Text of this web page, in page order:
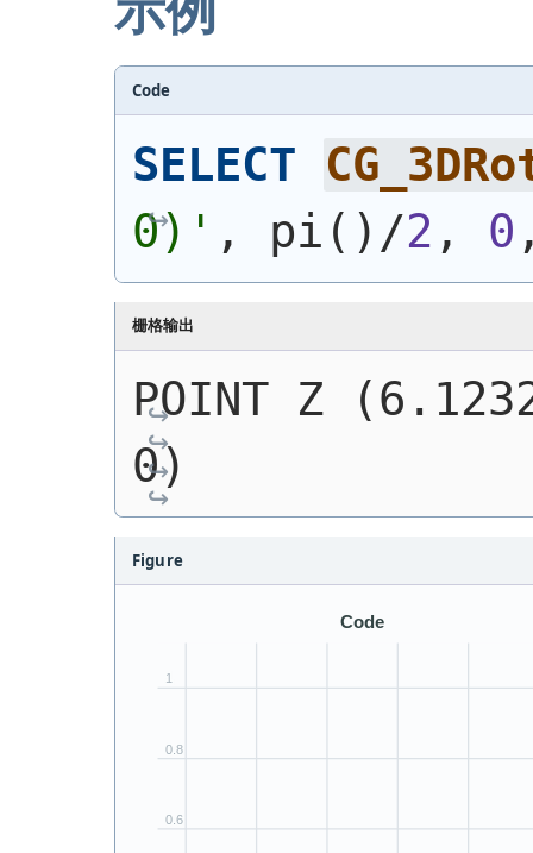
Code
SELECT
0) ' , pi ( ) /2 , 0
栅格输出
POINT Z
0)
Figure